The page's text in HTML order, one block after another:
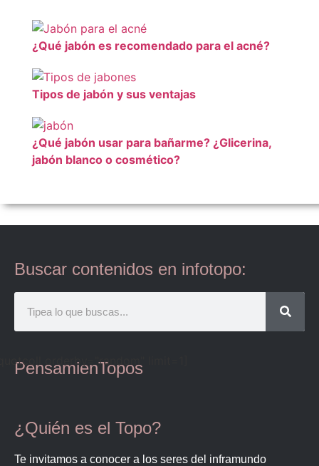
¿Qué jabón es recomendado para el acné?
Tipos de jabón y sus ventajas
¿Qué jabón usar para bañarme? ¿Glicerina,
jabón blanco o cosmético?
Buscar contenidos en infotopo:
PensamienTopos
orderby="random" limit=1]
¿Quién es el Topo?
Te invitamos a conocer a los seres del inframundo